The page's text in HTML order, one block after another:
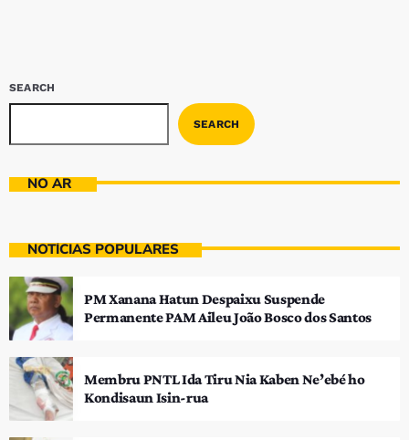
SEARCH
SEARCH
NO AR
NOTÍCIAS POPULARES
PM Xanana Hatun Despaixu Suspende
Permanente PAM Aileu João Bosco dos Santos
Membru PNTL Ida Tiru Nia Kaben Ne’ebé ho
Kondisaun Isin-rua